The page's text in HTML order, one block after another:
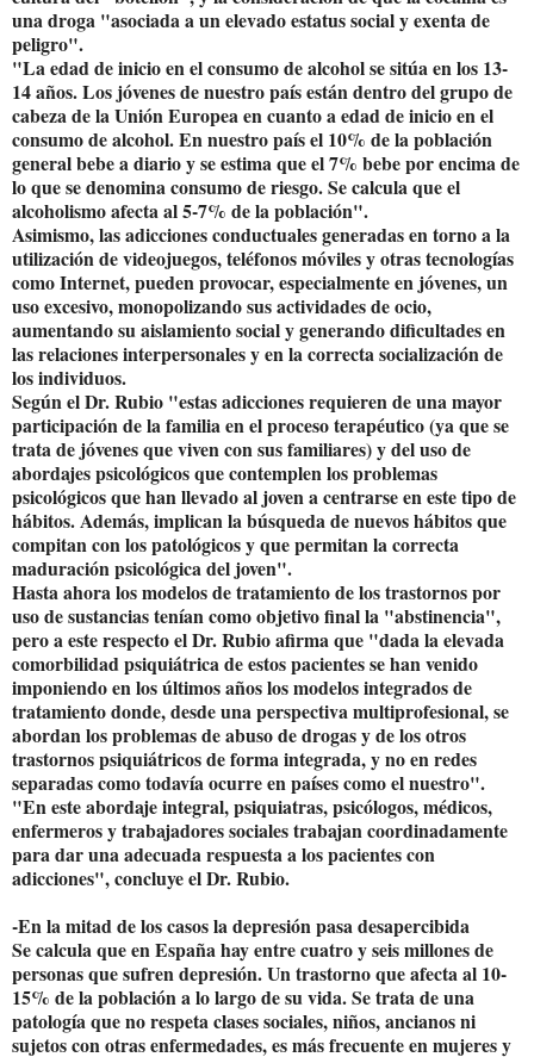
una droga "asociada a un elevado estatus social y exenta de
peligro".
"La edad de inicio en el consumo de alcohol se sitúa en los 13-
14 años. Los jóvenes de nuestro país están dentro del grupo de
cabeza de la Unión Europea en cuanto a edad de inicio en el
consumo de alcohol. En nuestro país el 10% de la población
general bebe a diario y se estima que el 7% bebe por encima de
lo que se denomina consumo de riesgo. Se calcula que el
alcoholismo afecta al 5-7% de la población".
Asimismo, las adicciones conductuales generadas en torno a la
utilización de videojuegos, teléfonos móviles y otras tecnologías
como Internet, pueden provocar, especialmente en jóvenes, un
uso excesivo, monopolizando sus actividades de ocio,
aumentando su aislamiento social y generando dificultades en
las relaciones interpersonales y en la correcta socialización de
los individuos.
Según el Dr. Rubio "estas adicciones requieren de una mayor
participación de la familia en el proceso terapéutico (ya que se
trata de jóvenes que viven con sus familiares) y del uso de
abordajes psicológicos que contemplen los problemas
psicológicos que han llevado al joven a centrarse en este tipo de
hábitos. Además, implican la búsqueda de nuevos hábitos que
compitan con los patológicos y que permitan la correcta
maduración psicológica del joven".
Hasta ahora los modelos de tratamiento de los trastornos por
uso de sustancias tenían como objetivo final la "abstinencia",
pero a este respecto el Dr. Rubio afirma que "dada la elevada
comorbilidad psiquiátrica de estos pacientes se han venido
imponiendo en los últimos años los modelos integrados de
tratamiento donde, desde una perspectiva multiprofesional, se
abordan los problemas de abuso de drogas y de los otros
trastornos psiquiátricos de forma integrada, y no en redes
separadas como todavía ocurre en países como el nuestro".
"En este abordaje integral, psiquiatras, psicólogos, médicos,
enfermeros y trabajadores sociales trabajan coordinadamente
para dar una adecuada respuesta a los pacientes con
adicciones", concluye el Dr. Rubio.
-En la mitad de los casos la depresión pasa desapercibida
Se calcula que en España hay entre cuatro y seis millones de
personas que sufren depresión. Un trastorno que afecta al 10-
15% de la población a lo largo de su vida. Se trata de una
patología que no respeta clases sociales, niños, ancianos ni
sujetos con otras enfermedades, es más frecuente en mujeres y